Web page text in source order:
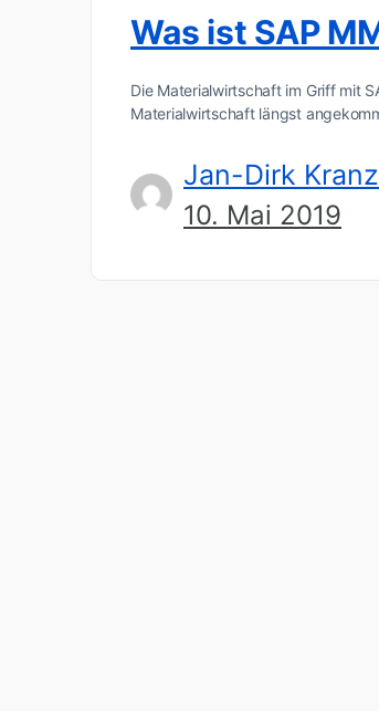
Was ist SAP
Die Materialwirtschaft im Griff mit
Materialwirtschaft längst
Jan-Dirk Kranz
10. Mai 2019